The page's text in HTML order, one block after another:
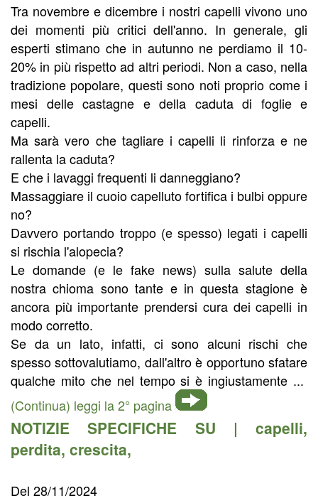
Tra novembre e dicembre i nostri capelli vivono uno
dei momenti più critici dell'anno. In generale, gli
esperti stimano che in autunno ne perdiamo il 10-
20% in più rispetto ad altri periodi. Non a caso, nella
tradizione popolare, questi sono noti proprio come i
mesi delle castagne e della caduta di foglie e
capelli.
Ma sarà vero che tagliare i capelli li rinforza e ne
rallenta la caduta?
E che i lavaggi frequenti li danneggiano?
Massaggiare il cuoio capelluto fortifica i bulbi oppure
no?
Davvero portando troppo (e spesso) legati i capelli
si rischia l'alopecia?
Le domande (e le fake news) sulla salute della
nostra chioma sono tante e in questa stagione è
ancora più importante prendersi cura dei capelli in
modo corretto.
Se da un lato, infatti, ci sono alcuni rischi che
spesso sottovalutiamo, dall'altro è opportuno sfatare
qualche mito che nel tempo si è ingiustamente ...
(Continua) leggi la 2° pagina
NOTIZIE SPECIFICHE SU | capelli,
perdita, crescita,
Del 28/11/2024